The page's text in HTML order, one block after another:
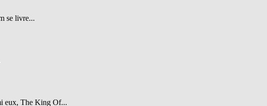
se livre...
eux, The King Of...